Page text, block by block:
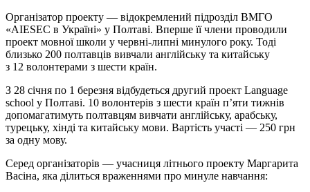
Організатор проекту — відокремлений підрозділ ВМГО
«AIESEC в Україні» у Полтаві. Вперше її члени проводили
проект мовної школи у червні-липні минулого року. Тоді
близько 200 полтавців вивчали англійську та китайську
з 12 волонтерами з шести країн.
З 28 січня по 1 березня відбудеться другий проект Language
school у Полтаві. 10 волонтерів з шести країн п’яти тижнів
допомагатимуть полтавцям вивчати англійську, арабську,
турецьку, хінді та китайську мови. Вартість участі — 250 грн
за одну мову.
Серед організаторів — учасниця літнього проекту Маргарита
Васіна, яка ділиться враженнями про минуле навчання: